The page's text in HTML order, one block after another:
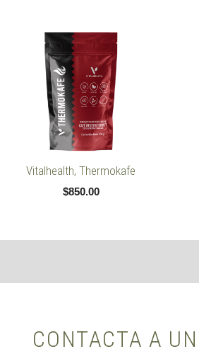
Vitalhealth, Thermokafe
$850.00
CONTACTA A